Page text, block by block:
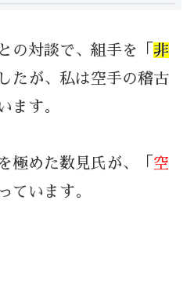
の対談で、組手を「 非
たが、私は空手の稽古
ます。
極めた数見氏が、「 空
ています。